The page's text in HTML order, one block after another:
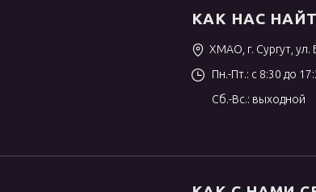
КАК НАС
ХМАО, г. Сургут, ул.
Пн.-Пт.: с 8:30 до
Сб.-Вс.: выходной